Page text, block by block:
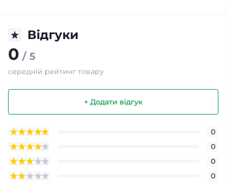
Відгуки
0 / 5
середній рейтинг товару
+ Додати відгук
0
0
0
0